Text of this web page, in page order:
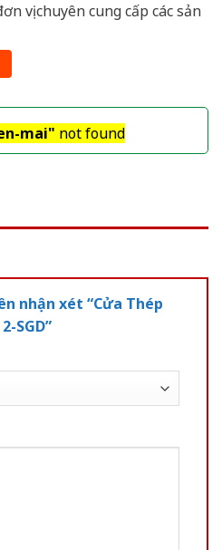
vị chuyên cung cấp các sản
mai" not found
nhận xét “Cửa Thép
SGD”